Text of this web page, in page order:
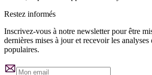
Restez informés
Inscrivez-vous à notre newsletter pour être
dernières mises à jour et recevoir les analyses
populaires.